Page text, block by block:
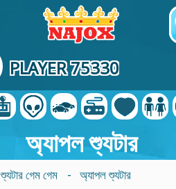
PLAYER 75330
অ্যাপল শ্যুটার
শ্যুটার গেম গেম - অ্যাপল শ্যুটার